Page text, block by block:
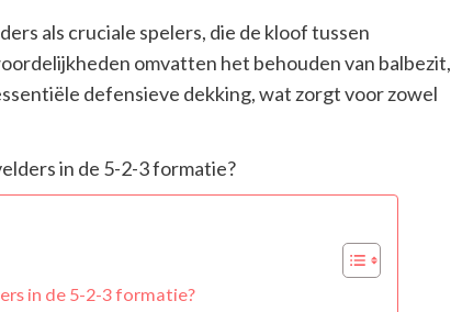
als cruciale spelers, die de kloof tussen
omvatten het behouden van balbezit,
defensieve dekking, wat zorgt voor zowel
in de 5-2-3 formatie?